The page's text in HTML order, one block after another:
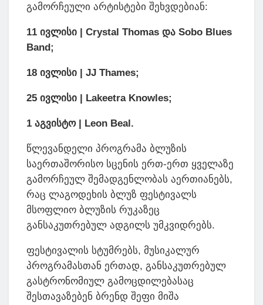
გამორჩეული არტისტები შეხვდებიან:
11 ივლისი | Crystal Thomas და Sobo Blues
Band;
18 ივლისი | JJ Thames;
25 ივლისი | Lakeetra Knowles;
1 აგვისტო| Leon Beal.
წლევანდელი პროგრამა ბლუზის
საერთაშორისო სცენის ერთ-ერთ ყველაზე
გამორჩეულ შემადგენლობას აერთიანებს,
რაც ლაგოდეხის ბლუზ ფესტივალს
მსოფლიო ბლუზის რუკაზეც
განსაკუთრებულ ადგილს უმკვიდრებს.
ფესტივალის სტუმრებს, მუსიკალურ
პროგრამასთან ერთად, განსაკუთრებულ
გასტრონომიულ გამოცდილებასაც
შესთავაზებენ ბრენდ შეფი მიშა